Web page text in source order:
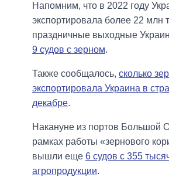
Напомним, что в 2022 году
экспортировала более 22 млн
праздничные выходные
9 судов с зерном.
Также сообщалось, сколько
экспортировала Украина в
декабре.
Накануне из портов Большой
рамках работы «зернового
вышли еще 6 судов с 355
агропродукции.